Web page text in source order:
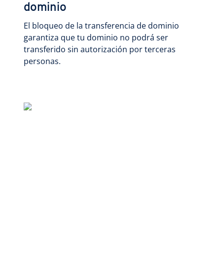
dominio
El bloqueo de la transferencia de dominio
garantiza que tu dominio no podrá ser
transferido sin autorización por terceras
personas.